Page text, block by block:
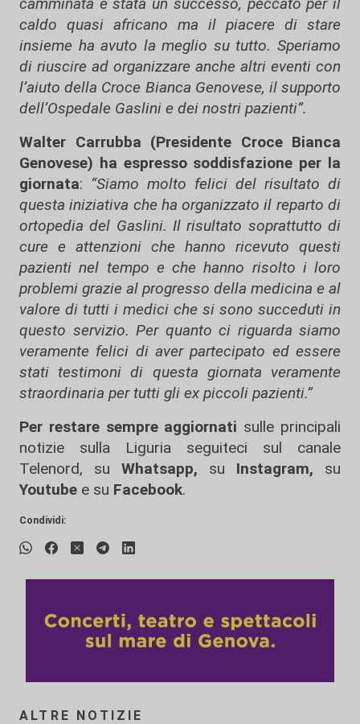
caldo quasi africano ma il piacere di stare
insieme ha avuto la meglio su tutto. Speriamo
di riuscire ad organizzare anche altri eventi con
l’aiuto della Croce Bianca Genovese, il supporto
dell’Ospedale Gaslini e dei nostri pazienti”.
Walter Carrubba (Presidente Croce Bianca
Genovese) ha espresso soddisfazione per la
giornata: “Siamo molto felici del risultato di
questa iniziativa che ha organizzato il reparto di
ortopedia del Gaslini. Il risultato soprattutto di
cure e attenzioni che hanno ricevuto questi
pazienti nel tempo e che hanno risolto i loro
problemi grazie al progresso della medicina e al
valore di tutti i medici che si sono succeduti in
questo servizio. Per quanto ci riguarda siamo
veramente felici di aver partecipato ed essere
stati testimoni di questa giornata veramente
straordinaria per tutti gli ex piccoli pazienti.”
Per restare sempre aggiornati sulle principali
notizie sulla Liguria seguiteci sul canale
Telenord, su
Whatsapp, su Instagram, su
Youtube e su Facebook.
Condividi:
ALTRE NOTIZIE